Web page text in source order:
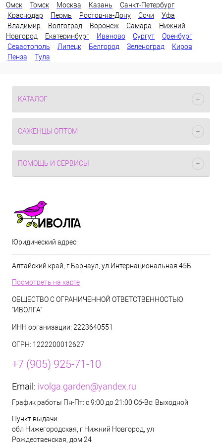
Омск
Томск Москва Казань
Санкт-Петербург
Краснодар
Пермь Ростов-на-Дону Сочи
Уфа
Владимир
Волгоград Воронеж Самара
Нижний
Новгород
Екатеринбург Иваново Сургут
Оренбург
Севастополь
Липецк Белгород Зеленоград
Киров
Пенза
Тула
КАТАЛОГ
САЖЕНЦЫ ОПТОМ
ПОМОЩЬ И СЕРВИСЫ
Юридический адрес:
Алтайский край, г.Барнаул, ул Интернациональная 45Б
Посмотреть на карте
ОБЩЕСТВО С ОГРАНИЧЕННОЙ ОТВЕТСТВЕННОСТЬЮ
"ИВОЛГА"
ИНН организации: 2223640551
ОГРН: 1222200012627
+7 (905) 925-71-10
Email: ivolga.garden@yandex.ru
График работы Пн-Пт: с 9:00 до 21:00 Сб-Вс: Выходной
Пункт выдачи:
обл Нижегородская, г Нижний Новгород, ул
Рождественская, дом 24